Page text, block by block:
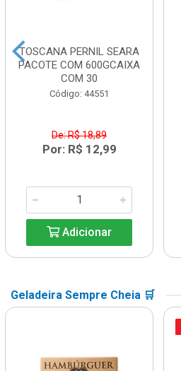
TOSCANA PERNIL SEARA
PACOTE COM 600GCAIXA
COM 30
Código: 44551
De: R$ 18,89
Por: R$ 12,99
Adicionar
Geladeira Sempre Cheia 🛒